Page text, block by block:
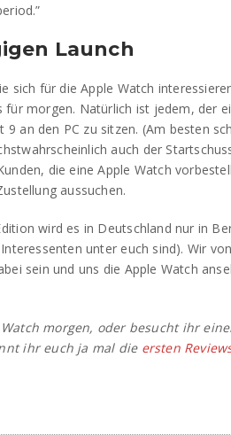
Launch
sich für die Apple Watch
für morgen. Natürlich ist jedem, der
9 an den PC zu sitzen. (Am besten
auch der
die eine Apple Watch
aussuchen.
wird es in Deutschland nur in
unter euch sind). Wir
sein und uns die Apple Watch
morgen, oder besucht ihr
ihr euch ja mal die ersten